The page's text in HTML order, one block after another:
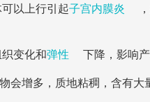
以上行引起子宫内膜炎
变化和弹性 下降，影响
增多，质地粘稠，含有